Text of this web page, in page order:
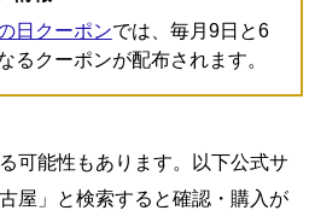
日クーポンでは、毎月9日と6
るクーポンが配布されます。
可能性もあります。以下公式サ
屋」と検索すると確認・購入が